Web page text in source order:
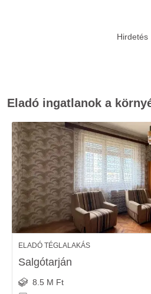
Eladó ingatlanok a
ELADÓ TÉGLALAKÁS
Salgótarján
8.5 M Ft